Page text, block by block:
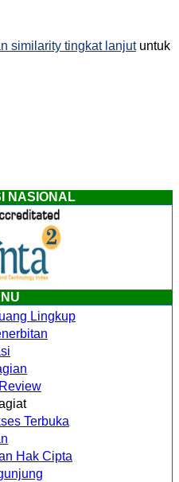
similarity tingkat lanjutuntuk
NASIONAL
Lingkup
Terbuka
Hak Cipta